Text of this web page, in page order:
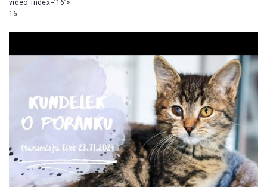
video_index=’16’>
16